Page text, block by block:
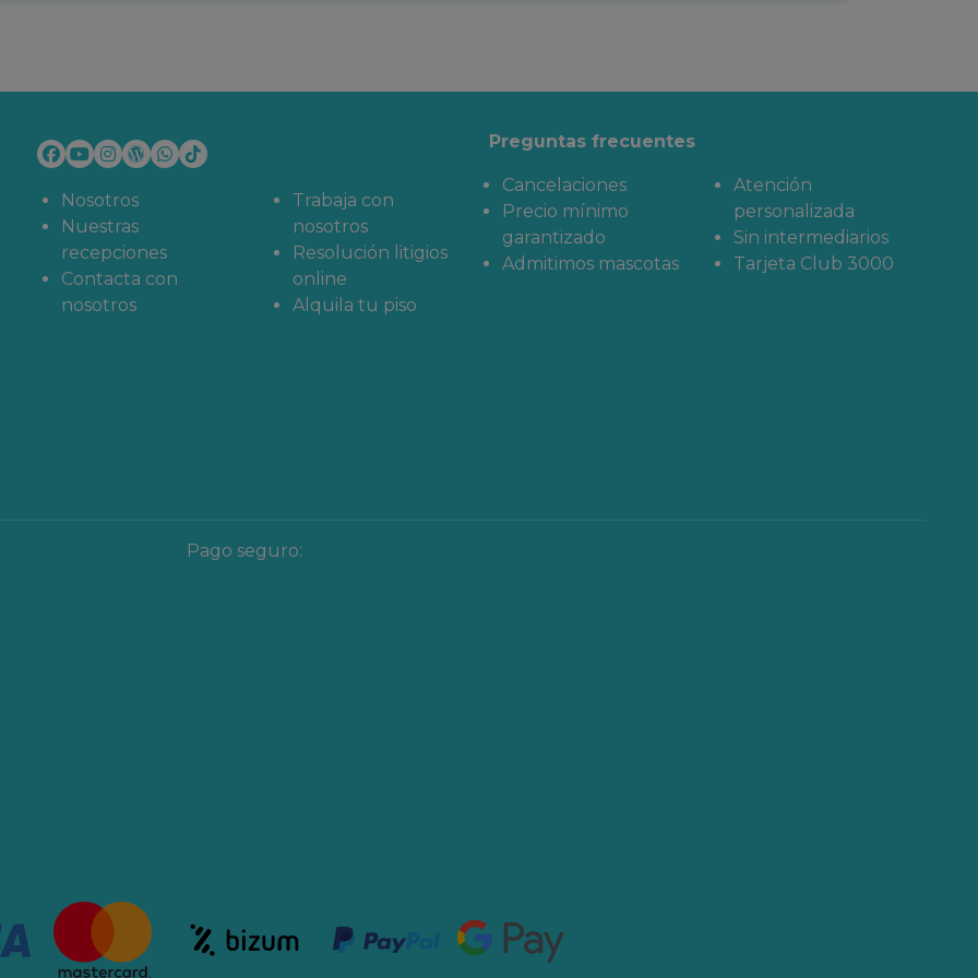
3D con las que además
viajas con niños, suele
sesión.
y las Ciencias
abierto todos los días
horarios detallados por
de las Artes y las
visitar por dentro
Nosotros
Nuestras
recepciones
Contacta con
nosotros
Trabaja con
nosotros
Resolución litigios
online
Alquila tu piso
Preguntas frecuentes
Cancelaciones
Precio mínimo
garantizado
Admitimos mascotas
Atención
personalizada
Sin intermediarios
Tarjeta Club 3000
Pago seguro: